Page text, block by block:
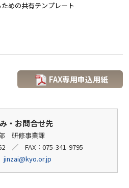
めの共有テンプレート
FAX専用申込用紙
・お問合せ先
研修事業課
／ FAX：075-341-9795
jinzai@kyo.or.jp